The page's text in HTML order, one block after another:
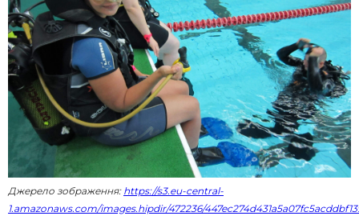
Джерело зображення: https://s3.eu-central-
1.amazonaws.com/images.hipdir/472236/